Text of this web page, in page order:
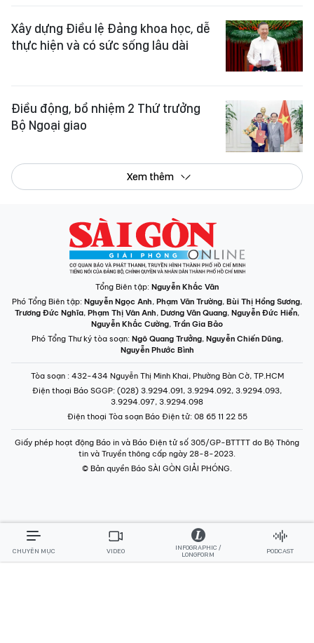
Xây dựng Điều lệ Đảng khoa học, dễ
thực hiện và có sức sống lâu dài
Điều động, bổ nhiệm 2 Thứ trưởng
Bộ Ngoại giao
Xem thêm
Tổng Biên tập: Nguyễn Khắc Văn
Phó Tổng Biên tập: Nguyễn Ngọc Anh, Phạm Văn Trường, Bùi Thị Hồng Sương,
Trương Đức Nghĩa, Phạm Thị Vân Anh, Dương Văn Quang, Nguyễn Đức Hiển,
Nguyễn Khắc Cường, Trần Gia Bảo
Phó Tổng Thư ký tòa soạn: Ngô Quang Trưởng, Nguyễn Chiến Dũng,
Nguyễn Phước Bình
Tòa soạn : 432-434 Nguyễn Thị Minh Khai, Phường Bàn Cờ, TP.HCM
Điện thoại Báo SGGP: (028) 3.9294.091, 3.9294.092, 3.9294.093,
3.9294.097, 3.9294.098
Điện thoại Tòa soạn Báo Điện tử: 08 65 11 22 55
Giấy phép hoạt động Báo in và Báo Điện tử số 305/GP-BTTTT do Bộ Thông
tin và Truyền thông cấp ngày 28-8-2023.
© Bản quyền Báo SÀI GÒN GIẢI PHÓNG.
CHUYÊN MỤC VIDEO
INFOGRAPHIC /
LONGFORM
PODCAST